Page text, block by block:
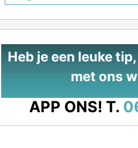
Heb je een leuke
met ons
APP ONS! T.